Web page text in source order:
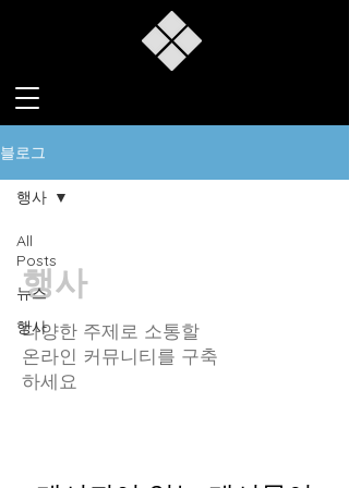
블로그
All
Posts
뉴스
행사
행사
행사
다양한 주제로 소통할
온라인 커뮤니티를 구축
하세요